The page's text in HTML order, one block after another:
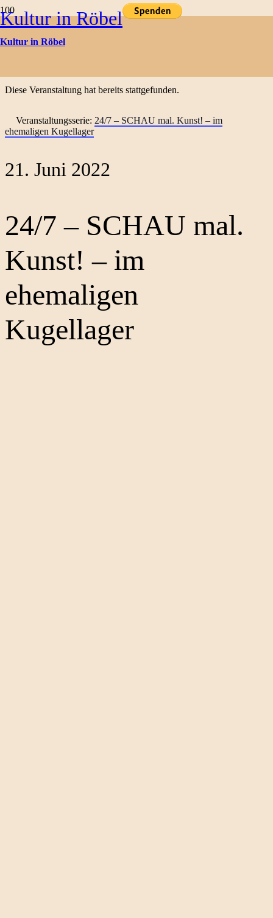
Kultur in Röbel
Kultur in Röbel
Kulturtermine
Diese Veranstaltung hat bereits stattgefunden.
Veranstaltungsserie: 24/7 – SCHAU mal. Kunst! – im
ehemaligen Kugellager
21. Juni 2022
24/7 – SCHAU mal.
Kunst! – im
ehemaligen
Kugellager